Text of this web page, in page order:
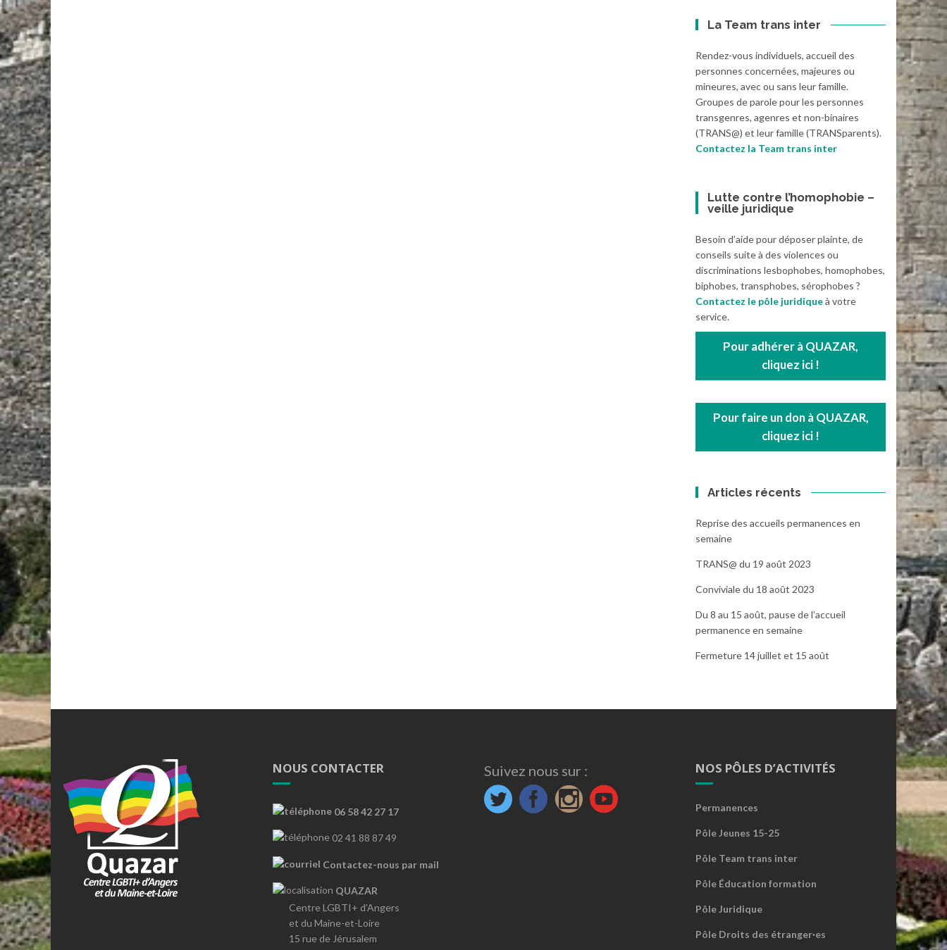
La Team trans inter
Rendez-vous individuels, accueil des
personnes concernées, majeures ou
mineures, avec ou sans leur famille.
Groupes de parole pour les personnes
transgenres, agenres et non-binaires
(TRANS@) et leur famille (TRANSparents).
Contactez la Team trans inter
Lutte contre l’homophobie –
veille juridique
Besoin d’aide pour déposer plainte, de
conseils suite à des violences ou
discriminations lesbophobes, homophobes,
biphobes, transphobes, sérophobes ?
Contactez le pôle juridiqueà votre
service.
Pour adhérer à QUAZAR,
cliquez ici !
Pour faire un don à QUAZAR,
cliquez ici !
Articles récents
Reprise des accueils permanences en
semaine
TRANS@ du 19 août 2023
Conviviale du 18 août 2023
Du 8 au 15 août, pause de l’accueil
permanence en semaine
Fermeture 14 juillet et 15 août
NOUS CONTACTER
06 58 42 27 17
02 41 88 87 49
Contactez-nous par mail
QUAZAR
Centre LGBTI+ d’Angers
et du Maine-et-Loire
15 rue de Jérusalem
Suivez nous sur : NOS PÔLES D’ACTIVITÉS
Permanences
Pôle Jeunes 15-25
Pôle Team trans inter
Pôle Éducation formation
Pôle Juridique
Pôle Droits des étranger·es